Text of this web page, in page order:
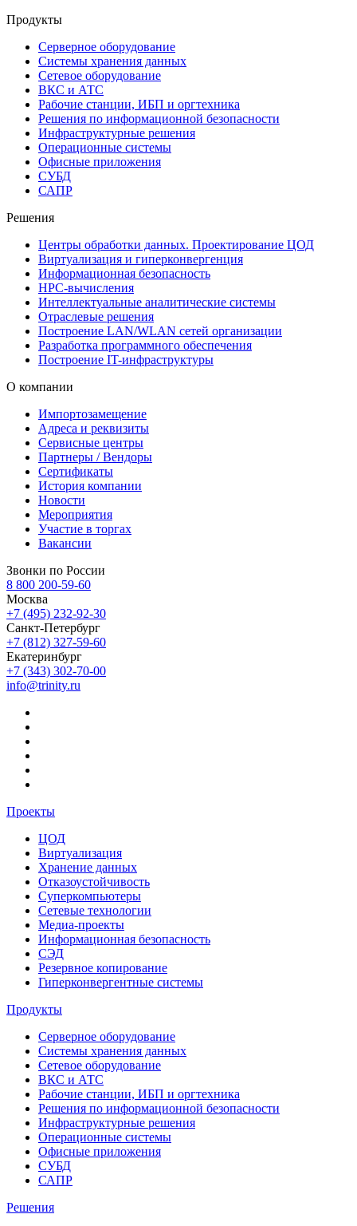
Продукты
Серверное оборудование
Системы хранения данных
Сетевое оборудование
ВКС и АТС
Рабочие станции, ИБП и оргтехника
Решения по информационной безопасности
Инфраструктурные решения
Операционные системы
Офисные приложения
СУБД
САПР
Решения
Центры обработки данных. Проектирование ЦОД
Виртуализация и гиперконвергенция
Информационная безопасность
HPC-вычисления
Интеллектуальные аналитические системы
Отраслевые решения
Построение LAN/WLAN сетей организации
Разработка программного обеспечения
Построение IT-инфраструктуры
О компании
Импортозамещение
Адреса и реквизиты
Сервисные центры
Партнеры / Вендоры
Сертификаты
История компании
Новости
Мероприятия
Участие в торгах
Вакансии
Звонки по России
8 800 200-59-60
Москва
+7 (495) 232-92-30
Санкт-Петербург
+7 (812) 327-59-60
Екатеринбург
+7 (343) 302-70-00
info@trinity.ru
Проекты
ЦОД
Виртуализация
Хранение данных
Отказоустойчивость
Суперкомпьютеры
Сетевые технологии
Медиа-проекты
Информационная безопасность
СЭД
Резервное копирование
Гиперконвергентные системы
Продукты
Серверное оборудование
Системы хранения данных
Сетевое оборудование
ВКС и АТС
Рабочие станции, ИБП и оргтехника
Решения по информационной безопасности
Инфраструктурные решения
Операционные системы
Офисные приложения
СУБД
САПР
Решения